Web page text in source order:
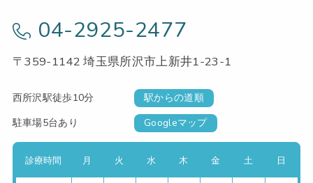
04-2925-2477
〒359-1142 埼玉県所沢市上新井1-23-1
西所沢駅徒歩10分
駅からの道順
駐車場5台あり
Googleマップ
診療時間 月 火 水 木 金 土 日